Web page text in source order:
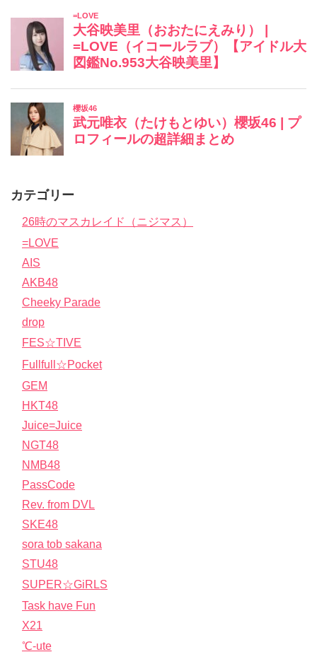
カテゴリー
26時のマスカレイド（ニジマス）
=LOVE
AIS
AKB48
Cheeky Parade
drop
FES☆TIVE
Fullfull☆Pocket
GEM
HKT48
Juice=Juice
NGT48
NMB48
PassCode
Rev. from DVL
SKE48
sora tob sakana
STU48
SUPER☆GiRLS
Task have Fun
X21
℃-ute